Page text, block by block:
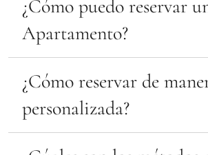
¿Cómo puedo reservar
Apartamento?
Hay varias maneras, pero
principalmente
Airbnb o de manera
por Inbox/Whatsapp:
¿Cómo reservar de
personalizada?
1) Contanos por Wpp o